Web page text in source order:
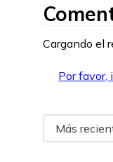
Cargando el
Por favor,
Más